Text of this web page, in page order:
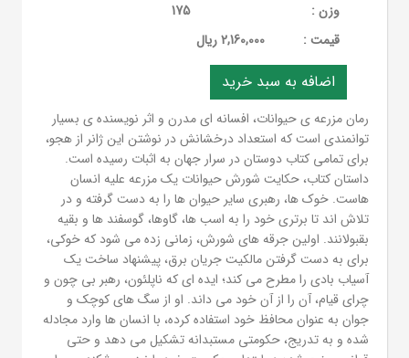
وزن :
175
قيمت :
2,160,000 ریال
رمان مزرعه ی حیوانات، افسانه ای مدرن و اثر نویسنده ی بسیار
توانمندی است که استعداد درخشانش در نوشتن این ژانر از هجو،
برای تمامی کتاب دوستان در سرار جهان به اثبات رسیده است.
داستان کتاب، حکایت شورش حیوانات یک مزرعه علیه انسان
هاست. خوک ها، رهبری سایر حیوان ها را به دست گرفته و در
تلاش اند تا برتری خود را به اسب ها، گاوها، گوسفند ها و بقیه
بقبولانند. اولین جرقه های شورش، زمانی زده می شود که خوکی،
برای به دست گرفتن مالکیت جریان برق، پیشنهاد ساخت یک
آسیاب بادی را مطرح می کند؛ ایده ای که ناپلئون، رهبر بی چون و
چرای قیام، آن را از آن خود می داند. او از سگ های کوچک و
جوان به عنوان محافظ خود استفاده کرده، با انسان ها وارد مجادله
شده و به تدریج، حکومتی مستبدانه تشکیل می دهد و حتی